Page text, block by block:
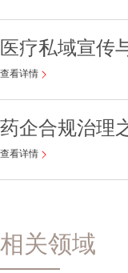
医疗私域宣传
查看详情
药企合规治理
查看详情
相关领域